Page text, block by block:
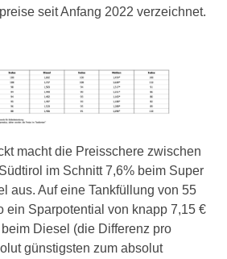
seit Anfang 2022 verzeichnet.
macht die Preisschere zwischen
im Schnitt 7,6% beim Super
aus. Auf eine Tankfüllung von 55
ein Sparpotential von knapp 7,15 €
Diesel (die Differenz pro
günstigsten zum absolut